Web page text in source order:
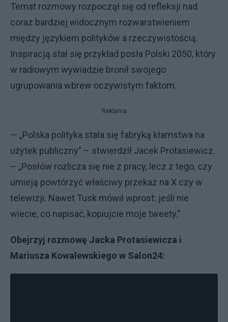
Temat rozmowy rozpoczął się od refleksji nad
coraz bardziej widocznym rozwarstwieniem
między językiem polityków a rzeczywistością.
Inspiracją stał się przykład posła Polski 2050, który
w radiowym wywiadzie bronił swojego
ugrupowania wbrew oczywistym faktom.
Reklama
— „Polska polityka stała się fabryką kłamstwa na
użytek publiczny” – stwierdził Jacek Protasiewicz.
– „Posłów rozlicza się nie z pracy, lecz z tego, czy
umieją powtórzyć właściwy przekaz na X czy w
telewizji. Nawet Tusk mówił wprost: jeśli nie
wiecie, co napisać, kopiujcie moje tweety.”
Obejrzyj rozmowę Jacka Protasiewicza i
Mariusza Kowalewskiego w Salon24: